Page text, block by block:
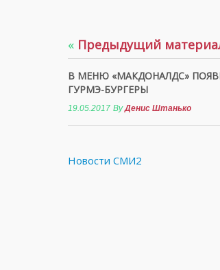
« Предыдущий
В МЕНЮ «МАКДОНАЛДС»
ГУРМЭ-БУРГЕРЫ
19.05.2017 ByДенис Штанько
Новости СМИ2